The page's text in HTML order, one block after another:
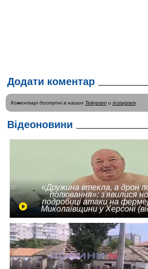
Додати коментар
Коментарі доступні в наших Telegramи instagram.
Відеоновини
«Дружина втекла, а дрон
полювання»: з'явилися
подробиці атаки на
Миколаївщини у Херсоні